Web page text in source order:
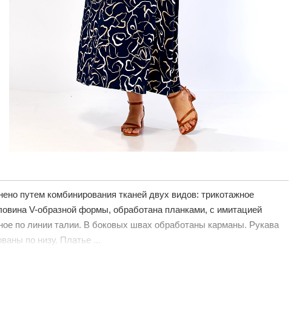
путем комбинирования тканей двух видов: трикотажное
V-образной формы, обработана планками, с имитацией
по линии талии. В боковых швах обработаны карманы. Рукава
по низу. Платье ...